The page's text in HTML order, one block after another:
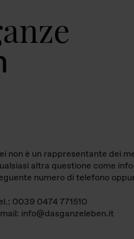
anze
n
non è un rappresentante dei
altra questione come
numero di telefono
0039 0474 771510
info@dasganzeleben.it